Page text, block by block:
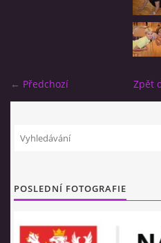
NAŠE BÝVALÉ ZÁVODNICE
NÁBOR 2026
© 2026
← Předchozí Zpět
POSLEDNÍ FOTOGRAFIE